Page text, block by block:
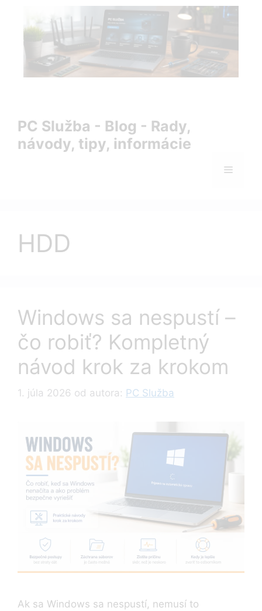
PC Služba - Blog - Rady,
návody, tipy, informácie
Menu
HDD
Windows sa nespustí –
čo robiť? Kompletný
návod krok za krokom
1. júla 2026 od autora: PC Služba
Ak sa Windows sa nespustí, nemusí to